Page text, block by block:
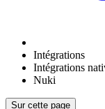
Intégrations
Intégrations
Nuki
Sur cette page